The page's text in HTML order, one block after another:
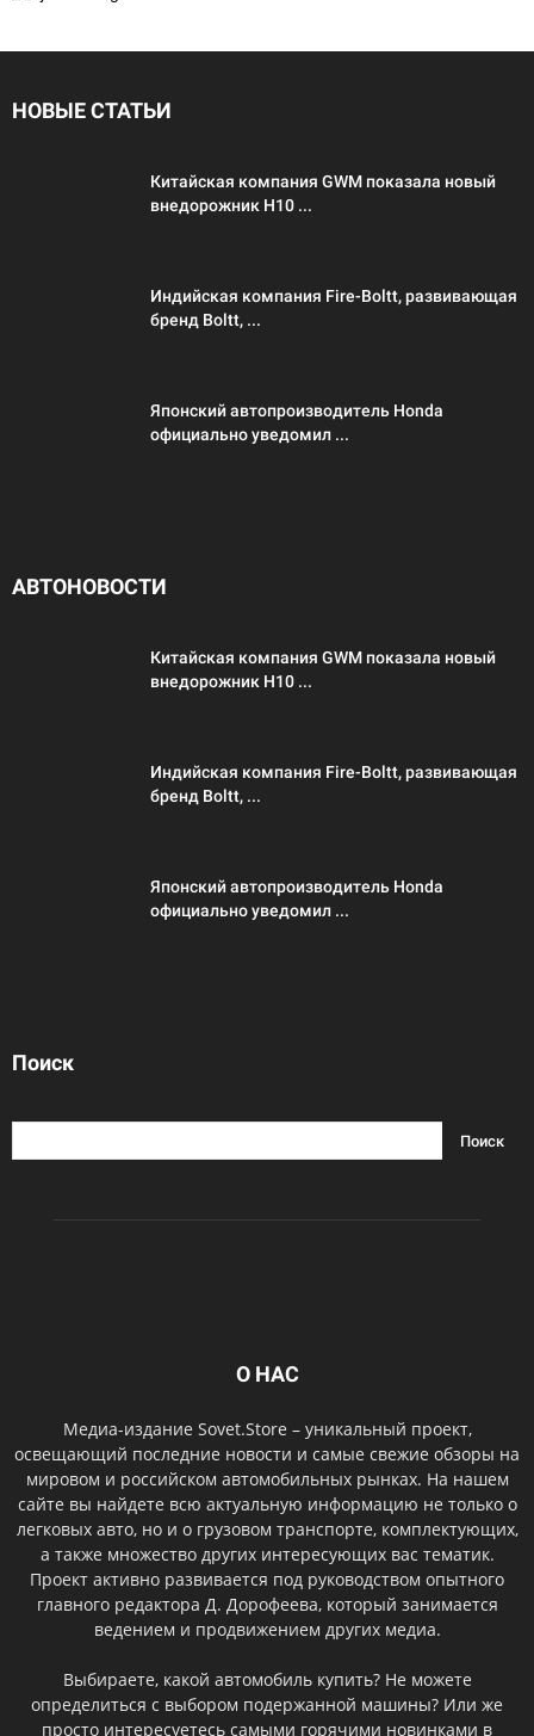
НОВЫЕ СТАТЬИ
Китайская компания GWM показала новый
внедорожник H10 ...
Индийская компания Fire-Boltt, развивающая
бренд Boltt, ...
Японский автопроизводитель Honda
официально уведомил ...
АВТОНОВОСТИ
Китайская компания GWM показала новый
внедорожник H10 ...
Индийская компания Fire-Boltt, развивающая
бренд Boltt, ...
Японский автопроизводитель Honda
официально уведомил ...
Поиск
О НАС
Медиа-издание Sovet.Store – уникальный проект,
освещающий последние новости и самые свежие обзоры на
мировом и российском автомобильных рынках. На нашем
сайте вы найдете всю актуальную информацию не только о
легковых авто, но и о грузовом транспорте, комплектующих,
а также множество других интересующих вас тематик.
Проект активно развивается под руководством опытного
главного редактора Д. Дорофеева, который занимается
ведением и продвижением других медиа.
Выбираете, какой автомобиль купить? Не можете
определиться с выбором подержанной машины? Или же
просто интересуетесь самыми горячими новинками в